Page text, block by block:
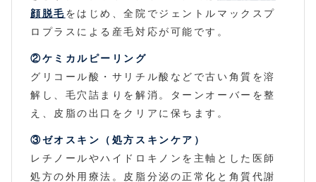
顔脱毛をはじめ、全院でジェントルマックスプ
ロプラスによる産毛対応が可能です。
②ケミカルピーリング
グリコール酸・サリチル酸などで古い角質を溶
解し、毛穴詰まりを解消。ターンオーバーを整
え、皮脂の出口をクリアに保ちます。
③ゼオスキン（処方スキンケア）
レチノールやハイドロキノンを主軸とした医師
処方の外用療法。皮脂分泌の正常化と角質代謝